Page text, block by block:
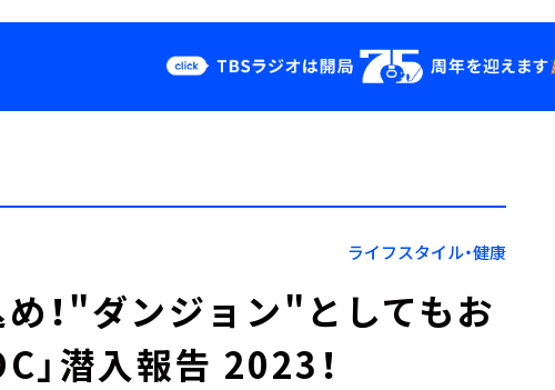
Podcast
YouTube
会社情報
ライフスタイル・健康
！"ダンジョン"としてもお
」潜入報告 2023！